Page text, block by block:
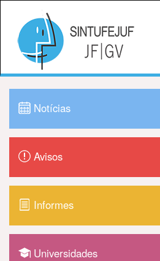
Notícias
Avisos
Informes
Universidades